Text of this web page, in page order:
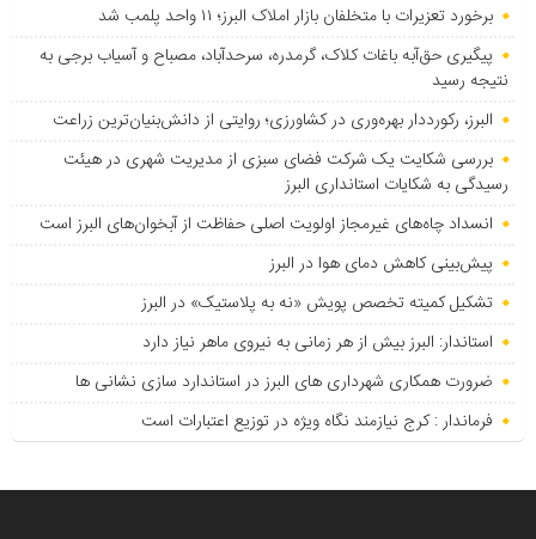
برخورد تعزیرات با متخلفان بازار املاک البرز؛ ۱۱ واحد پلمب شد
پیگیری حق‌آبه باغات کلاک، گرمدره، سرحدآباد، مصباح و آسیاب برجی به
نتیجه رسید
البرز، رکورددار بهره‌وری در کشاورزی؛ روایتی از دانش‌بنیان‌ترین زراعت
بررسی شکایت یک شرکت فضای سبزی از مدیریت شهری در هیئت
رسیدگی به شکایات استانداری البرز
انسداد چاه‌های غیرمجاز اولویت اصلی حفاظت از آبخوان‌های البرز است
پیش‌بینی کاهش دمای هوا در البرز
تشکیل کمیته تخصص پویش «نه به پلاستیک» در البرز
استاندار: البرز بیش از هر زمانی به نیروی ماهر نیاز دارد
ضرورت همکاری شهرداری های البرز در استاندارد سازی نشانی ها
فرماندار : کرج نیازمند نگاه ویژه در توزیع اعتبارات است